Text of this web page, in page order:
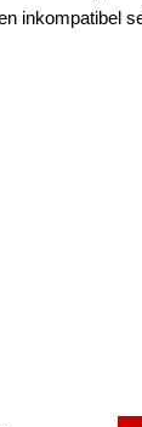
inkompatibel